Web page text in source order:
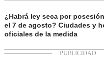
¿Habrá ley seca por
el 7 de agosto? Ciudades y
oficiales de la medida